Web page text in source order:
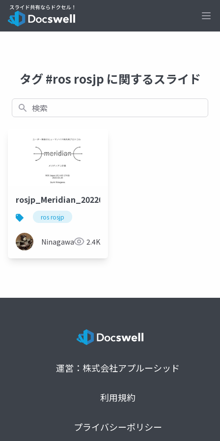
タグ #ros rosjp に関するスライド
検索
rosjp_Meridian_20220220
ros rosjp
Ninagawa123 2.4K
運営：株式会社アプルーシッド
利用規約
プライバシーポリシー